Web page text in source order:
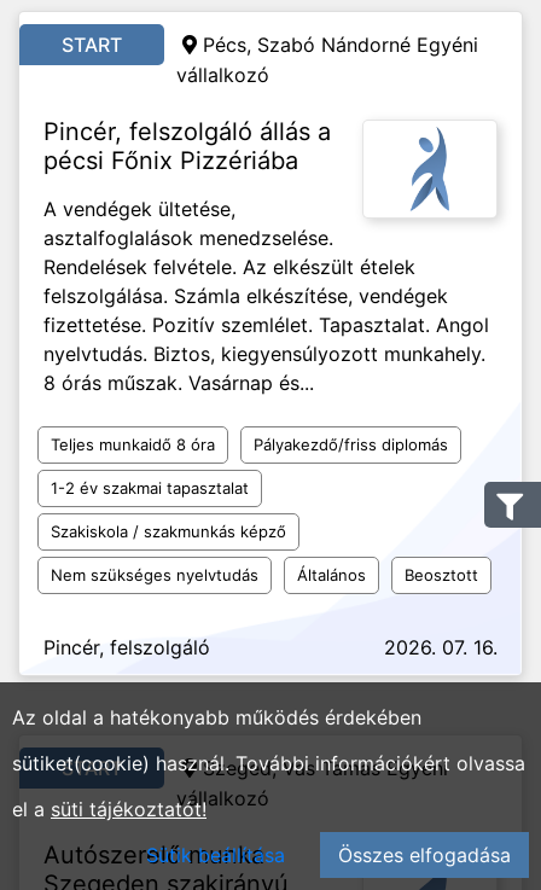
START
Pécs, Szabó Nándorné Egyéni
vállalkozó
Pincér, felszolgáló állás a
pécsi Főnix Pizzériába
A vendégek ültetése,
asztalfoglalások menedzselése.
Rendelések felvétele. Az elkészült ételek
felszolgálása. Számla elkészítése, vendégek
fizettetése. Pozitív szemlélet. Tapasztalat. Angol
nyelvtudás. Biztos, kiegyensúlyozott munkahely.
8 órás műszak. Vasárnap és...
Teljes munkaidő 8 óra Pályakezdő/friss diplomás
1-2 év szakmai tapasztalat
Szakiskola / szakmunkás képző
Nem szükséges nyelvtudás Általános Beosztott
Pincér, felszolgáló 2026. 07. 16.
START
Szeged, Vas Tamás Egyéni
vállalkozó
Autószerelő munka
Szegeden szakirányú
Az oldal a hatékonyabb működés érdekében
sütiket(cookie) használ. További információkért olvassa
el a süti tájékoztatót!
Sütik beállítása
Összes elfogadása